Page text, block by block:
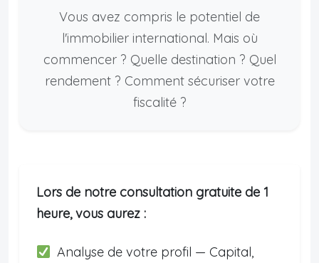
Vous avez compris le potentiel de
l'immobilier international. Mais où
commencer ? Quelle destination ? Quel
rendement ? Comment sécuriser votre
fiscalité ?
Lors de notre consultation gratuite de 1
heure, vous aurez :
Analyse de votre profil — Capital,